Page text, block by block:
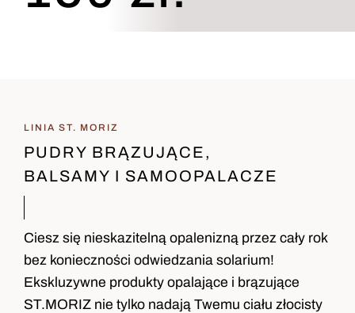
LINIA ST. MORIZ
PUDRY BRĄZUJĄCE,
BALSAMY I SAMOOPALACZE
Ciesz się nieskazitelną opalenizną przez cały rok
bez konieczności odwiedzania solarium!
Ekskluzywne produkty opalające i brązujące
ST.MORIZ nie tylko nadają Twemu ciału złocisty